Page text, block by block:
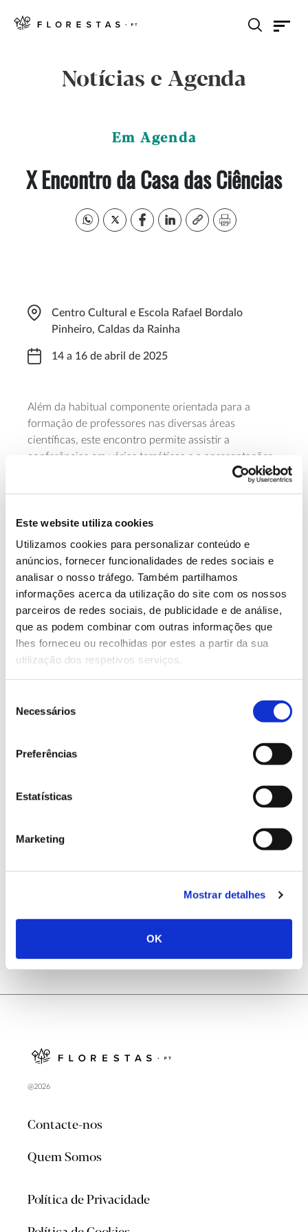
Este website utiliza cookies
Utilizamos cookies para personalizar conteúdo e
anúncios, fornecer funcionalidades de redes sociais e
analisar o nosso tráfego. Também partilhamos
informações acerca da utilização do site com os nossos
parceiros de redes sociais, de publicidade e de análise,
que as podem combinar com outras informações que
lhes forneceu ou recolhidas por estes a partir da sua
utilização dos respetivos serviços.
Necessários
Preferências
Estatísticas
Marketing
Mostrar detalhes
OK
Notícias e Agenda
Em Agenda
X Encontro da Casa das Ciências
Centro Cultural e Escola Rafael Bordalo
Pinheiro, Caldas da Rainha
14 a 16 de abril de 2025
Além da habitual componente orientada para a
formação de professores nas diversas áreas
científicas, este encontro permite assistir a
conferências em várias temáticas e a apresentações
de projetos educativos inovadores, que vão das
variar consoante a data em que é efetuada.
Saber mais
13.07.2026
Genoma do priolo e de outras espécies em risco:
conhecer para conservar
Registar galhas de Trichi em acácia-das-espigas:
25.06.2026
Natureza e florestas procuram jovens voluntários
@2026
Contacte-nos
Quem Somos
Política de Privacidade